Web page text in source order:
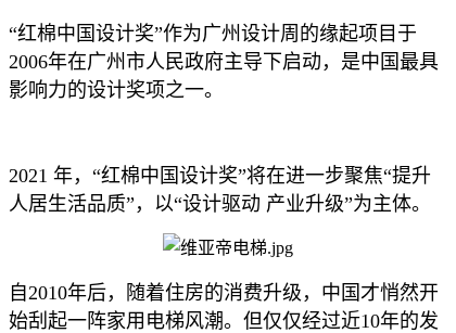
“红棉中国设计奖”作为广州设计周的缘起项目于
2006年在广州市人民政府主导下启动，是中国最具
影响力的设计奖项之一。
2021 年，“红棉中国设计奖”将在进一步聚焦“提升
人居生活品质”，以“设计驱动 产业升级”为主体。
自2010年后，随着住房的消费升级，中国才悄然开
始刮起一阵家用电梯风潮。但仅仅经过近10年的发